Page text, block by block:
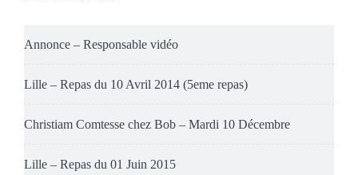
Annonce – Responsable vidéo
Lille – Repas du 10 Avril 2014 (5eme repas)
Christiam Comtesse chez Bob – Mardi 10 Décembre
Lille – Repas du 01 Juin 2015